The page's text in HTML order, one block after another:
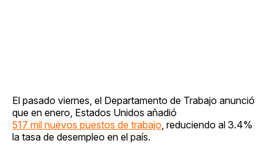
El pasado viernes, el Departamento de Trabajo anunció
que en enero, Estados Unidos añadió
517 mil nuevos puestos de trabajo , reduciendo al 3.4%
la tasa de desempleo en el país.